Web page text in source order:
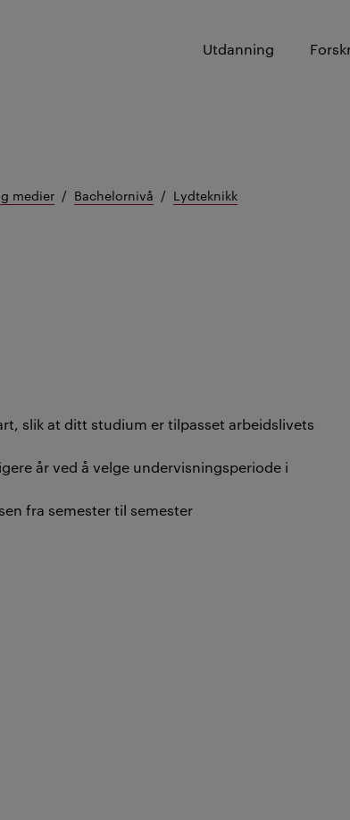
Utdanning
medier Bachelornivå Lydteknikk
slik at ditt studium er tilpasset arbeidslivets
år ved å velge undervisningsperiode i
fra semester til semester